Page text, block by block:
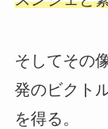
そしてその
発のビクト
を得る。